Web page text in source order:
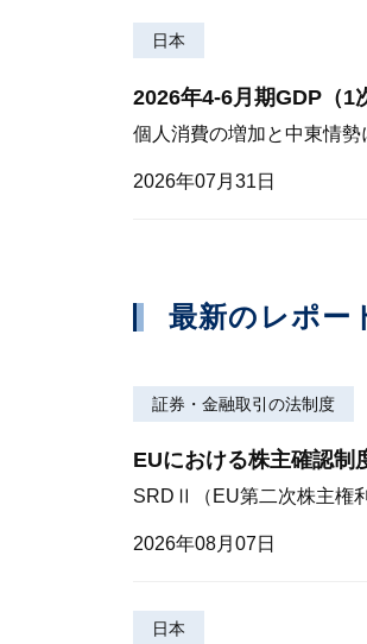
日本
2026年4-6月期GDP（1
個人消費の増加と中東情
2026年07月31日
最新のレポー
証券・金融取引の法制度
EUにおける株主確認制
SRDⅡ（EU第二次株主権
2026年08月07日
日本